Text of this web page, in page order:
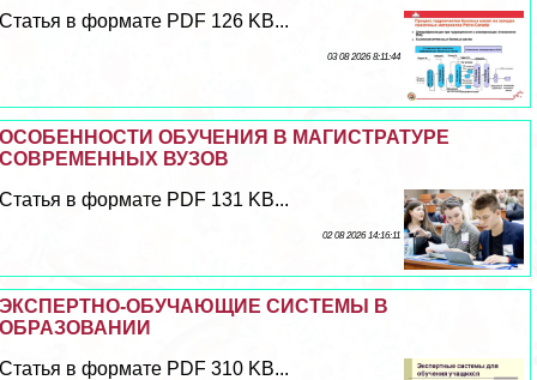
Статья в формате PDF 126 KB...
03 08 2026 8:11:44
ОСОБЕННОСТИ ОБУЧЕНИЯ В МАГИСТРАТУРЕ
СОВРЕМЕННЫХ ВУЗОВ
Статья в формате PDF 131 KB...
02 08 2026 14:16:11
ЭКСПЕРТНО-ОБУЧАЮЩИЕ СИСТЕМЫ В
ОБРАЗОВАНИИ
Статья в формате PDF 310 KB...